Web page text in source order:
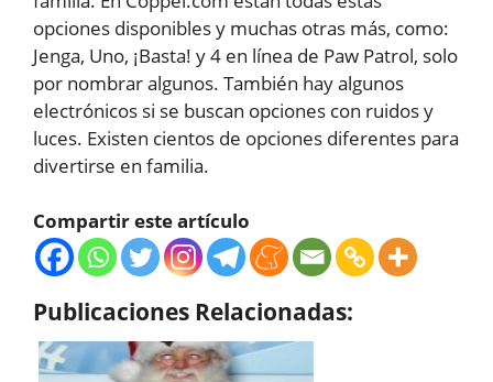
opciones disponibles y muchas otras más, como:
Jenga, Uno, ¡Basta! y 4 en línea de Paw Patrol, solo
por nombrar algunos. También hay algunos
electrónicos si se buscan opciones con ruidos y
luces. Existen cientos de opciones diferentes para
divertirse en familia.
Compartir este artículo
Publicaciones Relacionadas: